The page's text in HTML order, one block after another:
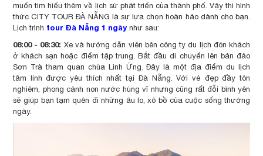
muốn tìm hiểu thêm về lịch sử phát triển của thành phố. Vậy thì hình
thức CITY TOUR ĐÀ NẴNG là sự lựa chọn hoàn hảo dành cho bạn.
Lịch trình tour Đà Nẵng 1 ngày như sau:
08:00 - 08:30: Xe và hướng dẫn viên bên công ty du lịch đón khách
ở khách sạn hoặc điểm tập trung. Bắt đầu di chuyển lên bán đảo
Sơn Trà tham quan chùa Linh Ứng. Đây là một địa điểm du lịch
tâm linh được yêu thích nhất tại Đà Nẵng. Với vẻ đẹp đầy tôn
nghiêm, phong cảnh non nước hùng vĩ nhưng cũng rất đỗi bình yên
sẽ giúp bạn tạm quên đi những âu lo, xô bồ của cuộc sống thường
ngày.